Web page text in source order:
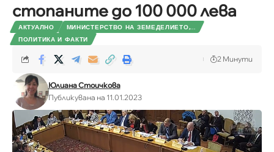
стопаните до 100 000 лева
АКТУАЛНО
МИНИСТЕРСТВО НА ЗЕМЕДЕЛИЕТО,...
ПОЛИТИКА И ФАКТИ
Юлиана Стоичкова
Публикувана на 11.01.2023
2 Минути